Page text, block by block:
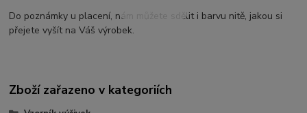
Do poznámky u placení, nám můžete sdělit i barvu nitě, jakou si
přejete vyšít na Váš výrobek.
Zboží zařazeno v kategoriích